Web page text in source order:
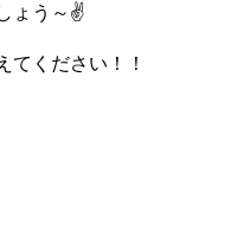
ょう～✌️
てください！！